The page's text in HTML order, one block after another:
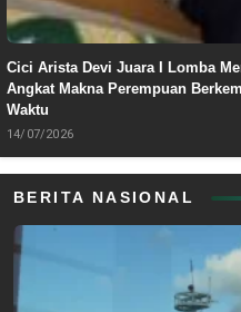
Cici Arista Devi Juara I Lomba
Angkat Makna Perempuan
Waktu
14/07/2026
BERITA NASIONAL